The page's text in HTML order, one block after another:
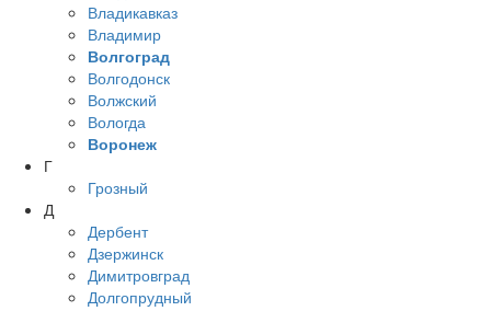
Владикавказ
Владимир
Волгоград
Волгодонск
Волжский
Вологда
Воронеж
Г
Грозный
Д
Дербент
Дзержинск
Димитровград
Долгопрудный